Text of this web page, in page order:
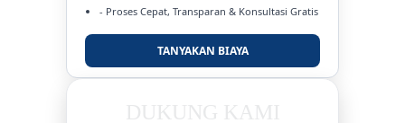
- Proses Cepat, Transparan & Konsultasi Gratis
TANYAKAN BIAYA